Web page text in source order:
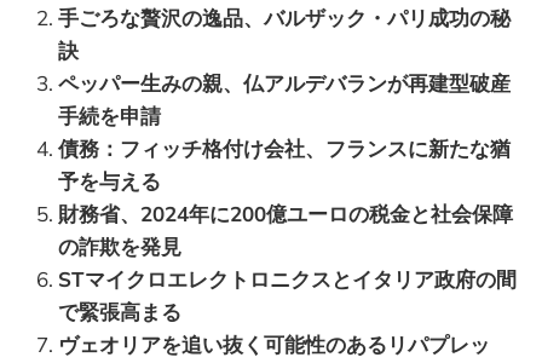
手ごろな贅沢の逸品、バルザック・パリ成功の秘
訣
ペッパー生みの親、仏アルデバランが再建型破産
手続を申請
債務：フィッチ格付け会社、フランスに新たな猶
予を与える
財務省、2024年に200億ユーロの税金と社会保障
の詐欺を発見
STマイクロエレクトロニクスとイタリア政府の間
で緊張高まる
ヴェオリアを追い抜く可能性のあるリパプレッ